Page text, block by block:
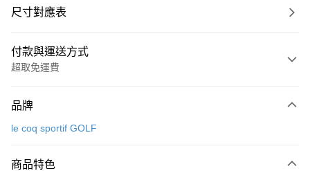
尺寸對應表
付款與運送方式
超取免運費
信用卡一次付款
LINE Pay
品牌
le coq sportif GOLF
商品特色